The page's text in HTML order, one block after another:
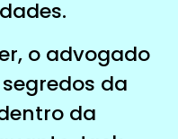
o advogado
da
da